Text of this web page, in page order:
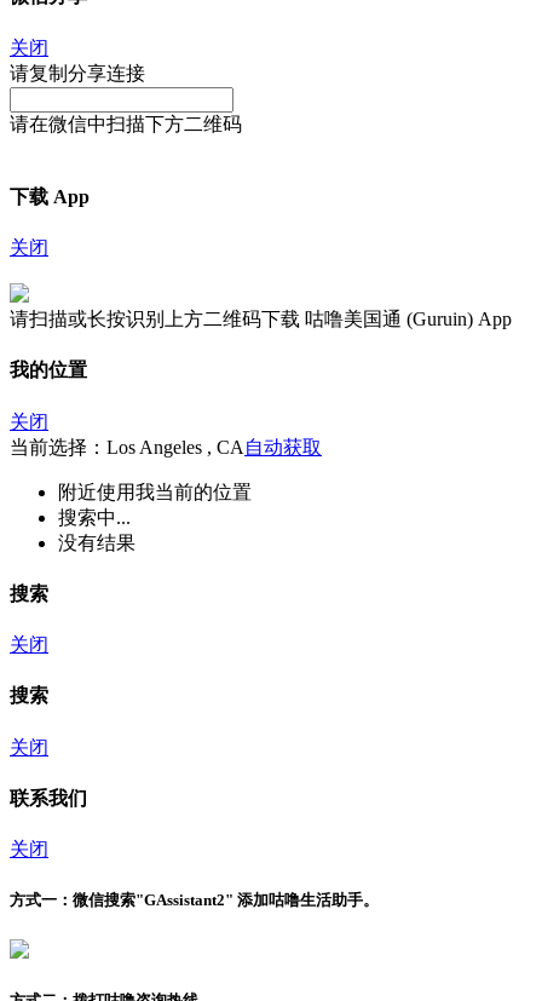
关闭
请复制分享连接
请在微信中扫描下方二维码
下载 App
关闭
请扫描或长按识别上方二维码下载 咕噜美国通 (Guruin) App
我的位置
关闭
当前选择：Los Angeles , CA 自动获取
附近使用我当前的位置
搜索中...
没有结果
搜索
关闭
搜索
关闭
联系我们
关闭
方式一： 微信搜索"GAssistant2" 添加咕噜生活助手。